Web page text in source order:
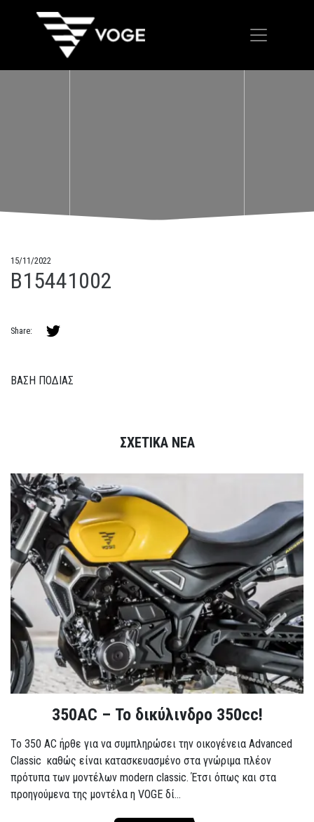
15/11/2022
B15441002
Share:
ΒΑΣΗ ΠΟΔΙΑΣ
ΣΧΕΤΙΚΑ ΝΕΑ
350AC – Το δικύλινδρο 350cc!
To 350 AC ήρθε για να συμπληρώσει την οικογένεια Advanced
Classic καθώς είναι κατασκευασμένο στα γνώριμα πλέον
πρότυπα των μοντέλων modern classic. Έτσι όπως και στα
προηγούμενα της μοντέλα η VOGE δί...